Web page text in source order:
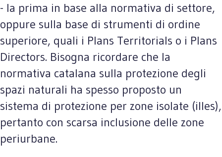
- la prima in base alla normativa di settore,
oppure sulla base di strumenti di ordine
superiore, quali i Plans Territorials o i Plans
Directors. Bisogna ricordare che la
normativa catalana sulla protezione degli
spazi naturali ha spesso proposto un
sistema di protezione per zone isolate (illes),
pertanto con scarsa inclusione delle zone
periurbane.